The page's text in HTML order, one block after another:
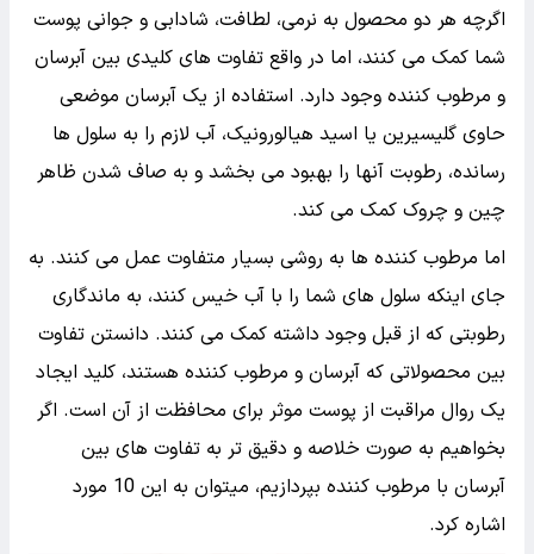
اگرچه هر دو محصول به نرمی، لطافت، شادابی و جوانی پوست
شما کمک می کنند، اما در واقع تفاوت های کلیدی بین آبرسان
و مرطوب کننده وجود دارد. استفاده از یک آبرسان موضعی
حاوی گلیسیرین یا اسید هیالورونیک، آب لازم را به سلول ها
رسانده، رطوبت آنها را بهبود می بخشد و به صاف شدن ظاهر
چین و چروک کمک می کند.
اما مرطوب کننده ها به روشی بسیار متفاوت عمل می کنند. به
جای اینکه سلول های شما را با آب خیس کنند، به ماندگاری
رطوبتی که از قبل وجود داشته کمک می کنند. دانستن تفاوت
بین محصولاتی که آبرسان و مرطوب کننده هستند، کلید ایجاد
یک روال مراقبت از پوست موثر برای محافظت از آن است. اگر
بخواهیم به صورت خلاصه و دقیق تر به تفاوت های بین
آبرسان با مرطوب کننده بپردازیم، میتوان به این 10 مورد
اشاره کرد.